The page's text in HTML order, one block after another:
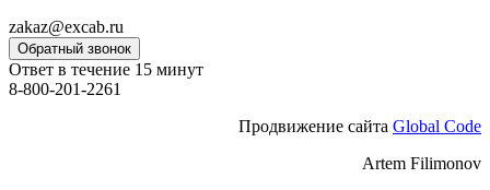
zakaz@excab.ru
Обратный звонок
Ответ в течение 15 минут
8-800-201-2261
Продвижение сайта Global Code
Artem Filimonov